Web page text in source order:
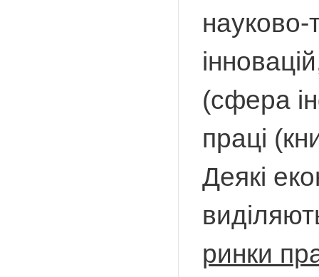
науково-
(сфера
праці
Деякі
ринки